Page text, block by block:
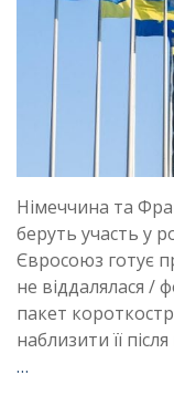
Німеччина та
беруть участь у
Євросоюз готує
не віддалялася /
пакет
наблизити її
…